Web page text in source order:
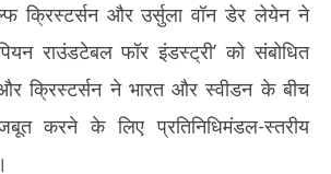
क्रिस्टर्सन और उर्सुला वॉन डेर लेयेन ने
राउंडटेबल फॉर इंडस्ट्री’ को संबोधित
और क्रिस्टर्सन ने भारत और स्वीडन के बीच
करने के लिए प्रतिनिधिमंडल-स्तरीय